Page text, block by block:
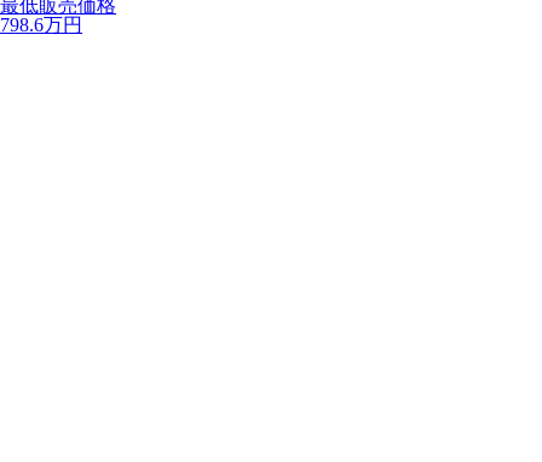
最低販売価格
798.6万円